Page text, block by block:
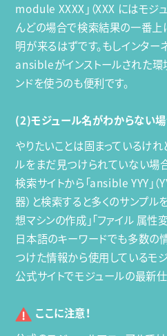
module XXXX」（XXX にはモジ
んどの場合で検索結果の一番上
明が来るはずです。もしインタ
ansibleがインストールされた環
ンドを使うのも便利です。
(2)モジュール名がわからない
やりたいことは固まっているけ
ルをまだ見つけられていない場
検索サイトから「ansible YYY」
器）と検索すると多くのサンプル
想マシンの作成」「ファイル 属性
日本語のキーワードでも多数の
つけた情報から使用しているモ
公式サイトでモジュールの最新
ここに注意！